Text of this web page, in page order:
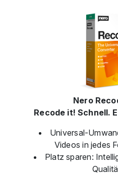
Nero
Recode it! Schnell.
Universal-
Videos in jedes
Platz sparen: